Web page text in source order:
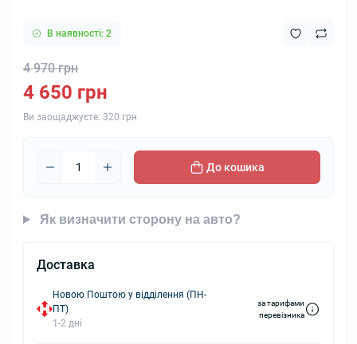
В наявності: 2
4 970 грн
4 650 грн
Ви заощаджуєте: 320 грн
До кошика
Як визначити сторону на авто?
Доставка
Новою Поштою у відділення (ПН-
ПТ)
1-2 дні
за тарифами
перевізника